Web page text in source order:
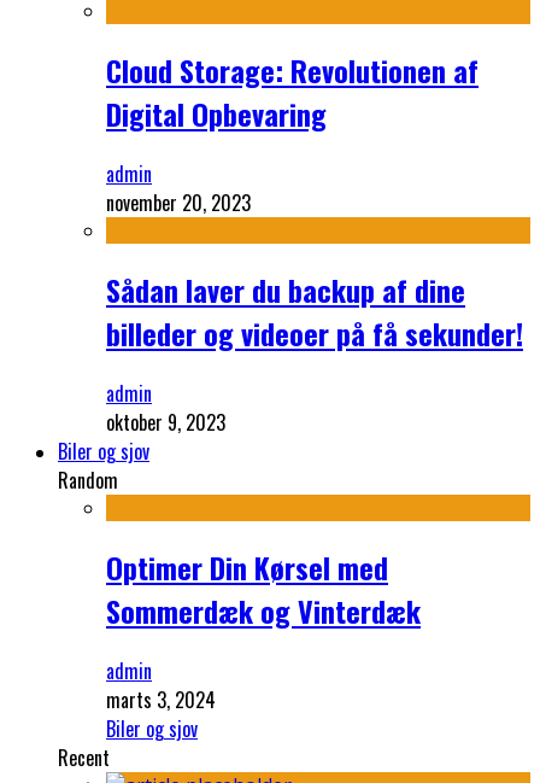
Cloud Storage: Revolutionen af
Digital Opbevaring
admin
november 20, 2023
Sådan laver du backup af dine
billeder og videoer på få sekunder!
admin
oktober 9, 2023
Biler og sjov
Random
Optimer Din Kørsel med
Sommerdæk og Vinterdæk
admin
marts 3, 2024
Biler og sjov
Recent